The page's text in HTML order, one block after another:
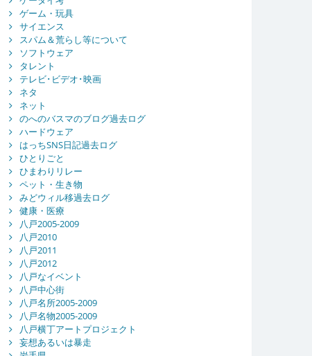
ゲーム・玩具
サイエンス
スパム＆荒らし等について
ソフトウェア
タレント
テレビ･ビデオ･映画
ネタ
ネット
のへのバスマのブログ過去ログ
ハードウェア
はっちSNS日記過去ログ
ひとりごと
ひまわりリレー
ペット・生き物
みどウィル移過去ログ
健康・医療
八戸2005-2009
八戸2010
八戸2011
八戸2012
八戸なイベント
八戸中心街
八戸名所2005-2009
八戸名物2005-2009
八戸横丁アートプロジェクト
妄想あるいは暴走